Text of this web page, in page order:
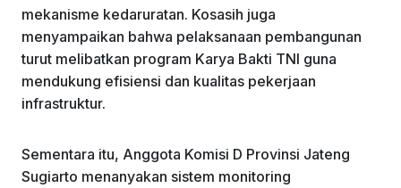
mekanisme kedaruratan. Kosasih juga
menyampaikan bahwa pelaksanaan pembangunan
turut melibatkan program Karya Bakti TNI guna
mendukung efisiensi dan kualitas pekerjaan
infrastruktur.
Sementara itu, Anggota Komisi D Provinsi Jateng
Sugiarto menanyakan sistem monitoring